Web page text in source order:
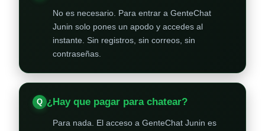
No es necesario. Para entrar a GenteChat
Junin solo pones un apodo y accedes al
instante. Sin registros, sin correos, sin
contraseñas.
¿Hay que pagar para chatear?
Para nada. El acceso a GenteChat Junin es